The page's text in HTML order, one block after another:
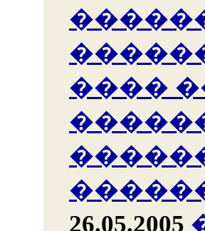
����
26.05.2005